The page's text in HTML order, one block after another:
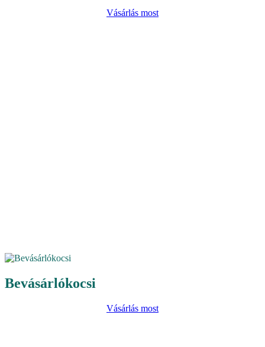
Vásárlás most
Bevásárlókocsi
Vásárlás most